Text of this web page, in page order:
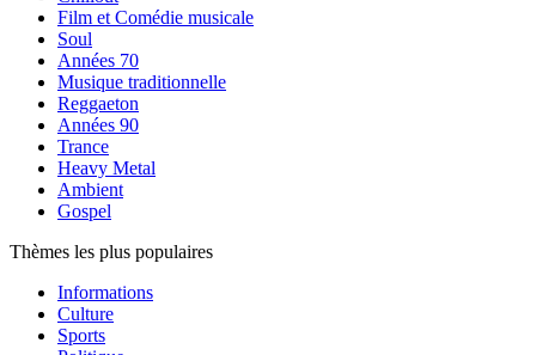
Film et Comédie musicale
Soul
Années 70
Musique traditionnelle
Reggaeton
Années 90
Trance
Heavy Metal
Ambient
Gospel
Thèmes les plus populaires
Informations
Culture
Sports